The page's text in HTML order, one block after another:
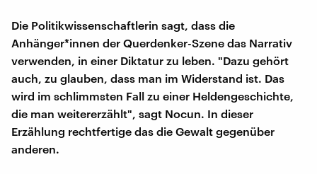
Die Politikwissenschaftlerin sagt, dass die
Anhänger*innen der Querdenker-Szene das Narrativ
verwenden, in einer Diktatur zu leben. "Dazu gehört
auch, zu glauben, dass man im Widerstand ist. Das
wird im schlimmsten Fall zu einer Heldengeschichte,
die man weitererzählt", sagt Nocun. In dieser
Erzählung rechtfertige das die Gewalt gegenüber
anderen.